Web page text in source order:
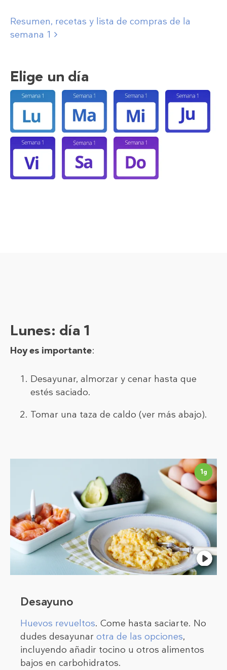
Resumen, recetas y lista de compras de la
semana 1
Elige un día
Lunes: día 1
Hoy es importante:
Desayunar, almorzar y cenar hasta que
estés saciado.
Tomar una taza de caldo (ver más abajo).
1g
Desayuno
Huevos revueltos. Come hasta saciarte. No
dudes desayunar otra de las opciones,
incluyendo añadir tocino u otros alimentos
bajos en carbohidratos.